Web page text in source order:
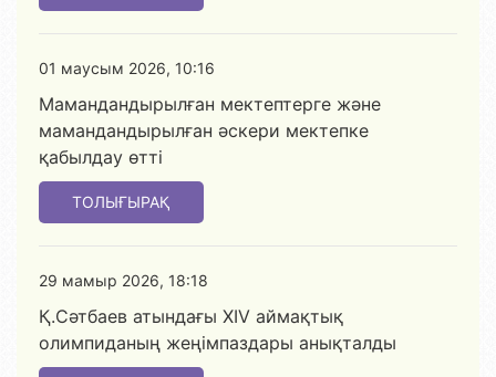
01 маусым 2026, 10:16
Мамандандырылған мектептерге және
мамандандырылған әскери мектепке
қабылдау өтті
ТОЛЫҒЫРАҚ
29 мамыр 2026, 18:18
Қ.Сәтбаев атындағы XIV аймақтық
олимпиданың жеңімпаздары анықталды